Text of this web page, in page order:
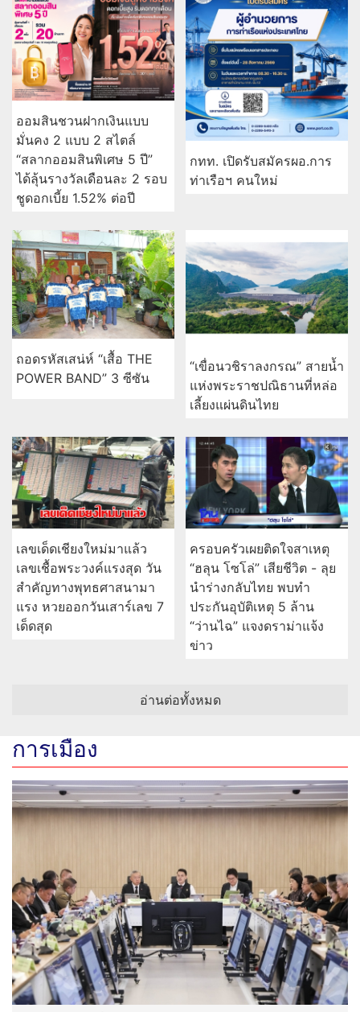
ออมสินชวนฝากเงินแบบ
มั่นคง 2 แบบ 2 สไตล์
“สลากออมสินพิเศษ 5 ปี”
ได้ลุ้นรางวัลเดือนละ 2 รอบ
ชูดอกเบี้ย 1.52% ต่อปี
กทท. เปิดรับสมัครผอ.การ
ท่าเรือฯ คนใหม่
ถอดรหัสเสน่ห์ “เสื้อ THE
POWER BAND” 3 ซีซัน
“เขื่อนวชิราลงกรณ” สายน้ำ
แห่งพระราชปณิธานที่หล่อ
เลี้ยงแผ่นดินไทย
เลขเด็ดเชียงใหม่มาแล้ว
เลขเชื้อพระวงค์แรงสุด วัน
สำคัญทางพุทธศาสนามา
แรง หวยออกวันเสาร์เลข 7
เด็ดสุด
ครอบครัวเผยติดใจสาเหตุ
“ฮลุน โซโล่” เสียชีวิต - ลุย
นำร่างกลับไทย พบทำ
ประกันอุบัติเหตุ 5 ล้าน
“ว่านไฉ” แจงดราม่าแจ้ง
ข่าว
อ่านต่อทั้งหมด
การเมือง